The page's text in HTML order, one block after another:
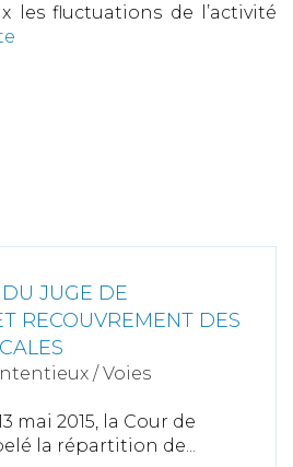
les fluctuations de l’activité
JUGE DE
RECOUVREMENT DES
/Voies
mai 2015, la Cour de
la répartition de...